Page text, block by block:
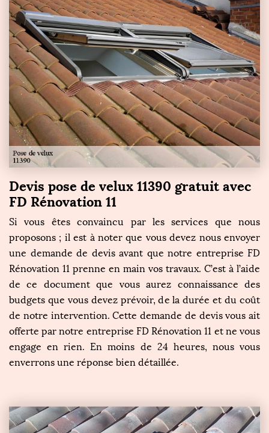
Devis pose de velux 11390 gratuit avec
FD Rénovation 11
Si vous êtes convaincu par les services que nous
proposons ; il est à noter que vous devez nous envoyer
une demande de devis avant que notre entreprise FD
Rénovation 11 prenne en main vos travaux. C’est à l’aide
de ce document que vous aurez connaissance des
budgets que vous devez prévoir, de la durée et du coût
de notre intervention. Cette demande de devis vous ait
offerte par notre entreprise FD Rénovation 11 et ne vous
engage en rien. En moins de 24 heures, nous vous
enverrons une réponse bien détaillée.